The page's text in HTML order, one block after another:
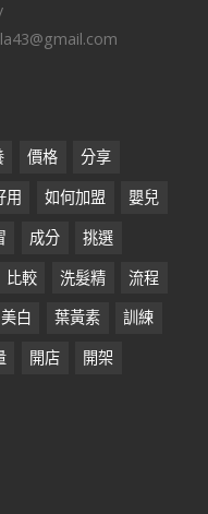
價格
分享
用 如何加盟
嬰兒
成分
挑選
比較 洗髮精
流程
美白 葉黃素
訓練
開店
開架